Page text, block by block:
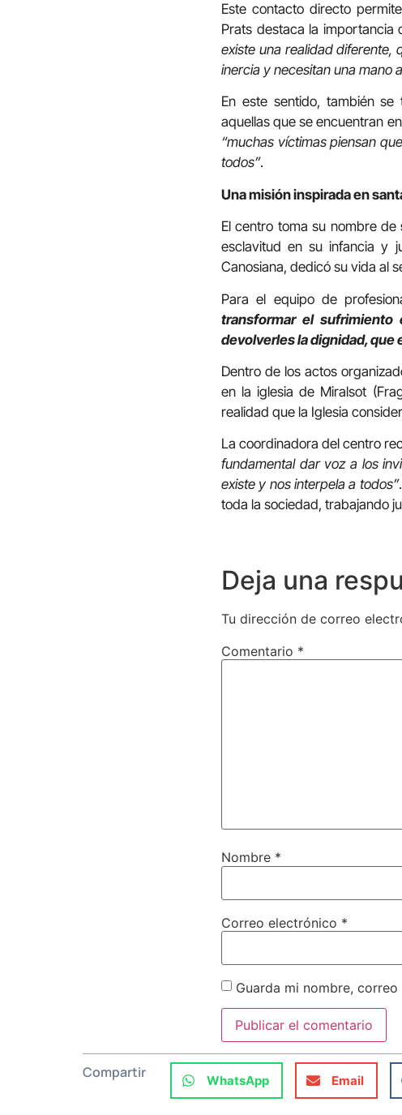
Este contacto directo
Prats destaca la importancia
existe una realidad diferente,
inercia y necesitan una mano
En este sentido, también
aquellas que se encuentran
“muchas víctimas piensan
todos”.
Una misión inspirada en
El centro toma su nombre de
esclavitud en su infancia y
Canosiana, dedicó su vida al
Para el equipo de
transformar el sufrimiento
devolverles la dignidad, que
Dentro de los actos
en la iglesia de Miralsot
realidad que la Iglesia
La coordinadora del centro
fundamental dar voz a los
existe y nos interpela a todos”
toda la sociedad, trabajando
Deja una
Tu dirección de correo
Comentario *
Nombre *
Correo electrónico *
Guarda mi nombre,
Compartir WhatsApp Email